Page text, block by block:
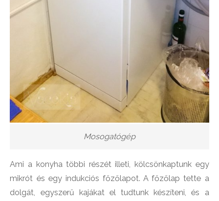
Mosogatógép
Ami a konyha többi részét illeti, kölcsönkaptunk egy
mikrót és egy indukciós főzőlapot. A főzőlap tette a
dolgát, egyszerű kajákat el tudtunk készíteni, és a